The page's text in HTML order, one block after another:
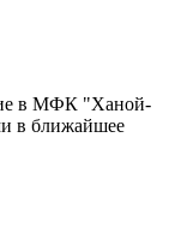
в МФК "Ханой-
в ближайшее